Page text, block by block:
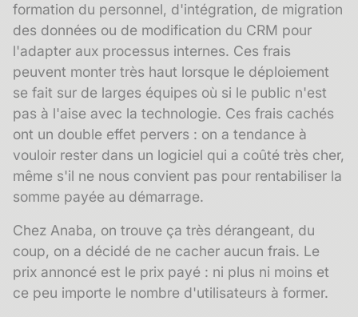
formation du personnel, d'intégration, de migration
des données ou de modification du CRM pour
l'adapter aux processus internes. Ces frais
peuvent monter très haut lorsque le déploiement
se fait sur de larges équipes où si le public n'est
pas à l'aise avec la technologie. Ces frais cachés
ont un double effet pervers : on a tendance à
vouloir rester dans un logiciel qui a coûté très cher,
même s'il ne nous convient pas pour rentabiliser la
somme payée au démarrage.
Chez Anaba, on trouve ça très dérangeant, du
coup, on a décidé de ne cacher aucun frais. Le
prix annoncé est le prix payé : ni plus ni moins et
ce peu importe le nombre d'utilisateurs à former.